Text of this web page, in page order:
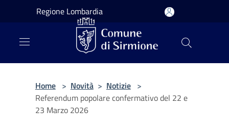
Salta al contenuto principale
Regione Lombardia
Home > Novità > Notizie >
Referendum popolare confermativo del 22 e
23 Marzo 2026